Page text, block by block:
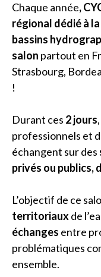
Chaque année,
régional dédié à
bassins
salon partout en
Strasbourg,
!
Durant ces 2 jours
professionnels et
échangent sur des
privés ou publics,
L’objectif de ce
territoriauxde
échanges entre
problématiques
ensemble.